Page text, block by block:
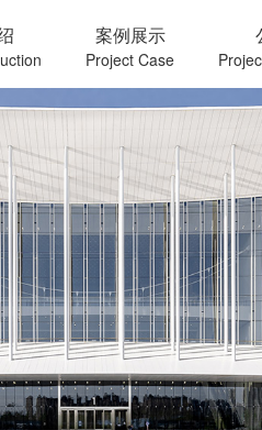
案例展示
Project Case